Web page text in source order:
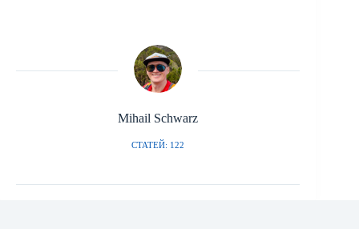
Mihail Schwarz
СТАТЕЙ: 122